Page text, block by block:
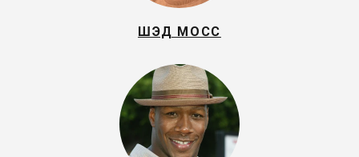
ШЭД МОСС